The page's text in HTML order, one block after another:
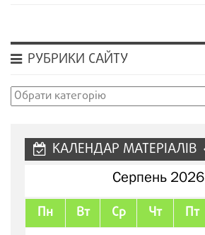
РУБРИКИ САЙТУ
Рубрики
КАЛЕНДАР МАТЕРІАЛІВ
Серпень 2026
Пн Вт Ср Чт Пт